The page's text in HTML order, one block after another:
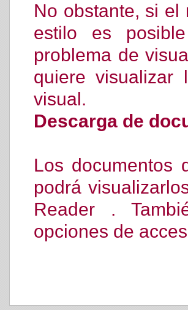
No obstante, si el
estilo es
problema de
quiere visualizar
visual.
Descarga de
Los documentos
podrá
Reader .
opciones de